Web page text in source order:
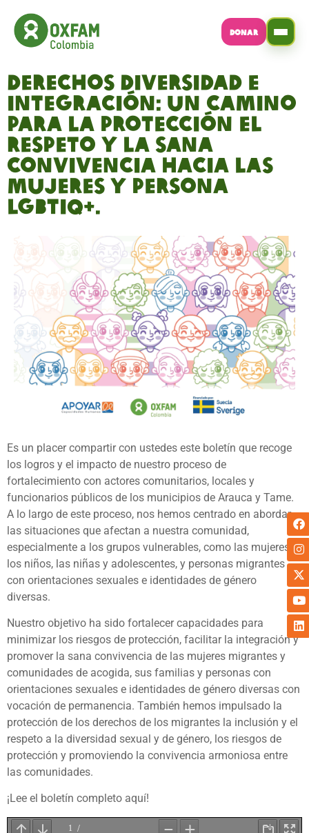
DONAR
Derechos diversidad e
integración: Un camino
para la protección el
respeto y la sana
convivencia hacia las
mujeres y persona
LGBTIQ+.
Es un placer compartir con ustedes este boletín que recoge
los logros y el impacto de nuestro proceso de
fortalecimiento con actores comunitarios, locales y
funcionarios públicos de los municipios de Arauca y Tame.
A lo largo de este proceso, nos hemos centrado en abordar
las situaciones que afectan a nuestra comunidad,
especialmente a los grupos vulnerables, como las mujeres,
los niños, las niñas y adolescentes, y personas migrantes
con orientaciones sexuales e identidades de género
diversas.
Nuestro objetivo ha sido fortalecer capacidades para
minimizar los riesgos de protección, facilitar la integración y
promover la sana convivencia de las mujeres migrantes y
comunidades de acogida, sus familias y personas con
orientaciones sexuales e identidades de género diversas con
vocación de permanencia. También hemos impulsado la
protección de los derechos de los migrantes la inclusión y el
respeto a la diversidad sexual y de género, los riesgos de
protección y promoviendo la convivencia armoniosa entre
las comunidades.
¡Lee el boletín completo aquí!